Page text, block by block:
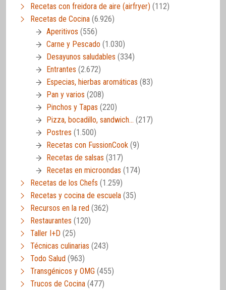
Recetas con freidora de aire (airfryer) (112)
Recetas de Cocina (6.926)
Aperitivos (556)
Carne y Pescado (1.030)
Desayunos saludables (334)
Entrantes (2.672)
Especias, hierbas aromáticas (83)
Pan y varios (208)
Pinchos y Tapas (220)
Pizza, bocadillo, sandwich… (217)
Postres (1.500)
Recetas con FussionCook (9)
Recetas de salsas (317)
Recetas en microondas (174)
Recetas de los Chefs (1.259)
Recetas y cocina de escuela (35)
Recursos en la red (362)
Restaurantes (120)
Taller I+D (25)
Técnicas culinarias (243)
Todo Salud (963)
Transgénicos y OMG (455)
Trucos de Cocina (477)